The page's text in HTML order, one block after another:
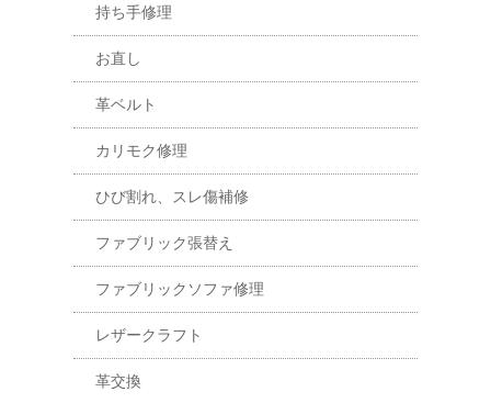
持ち手修理
お直し
革ベルト
カリモク修理
ひび割れ、スレ傷補修
ファブリック張替え
ファブリックソファ修理
レザークラフト
革交換